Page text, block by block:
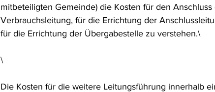
mitbeteiligten Gemeinde) die Kosten für den Anschluss
Verbrauchsleitung, für die Errichtung der
für die Errichtung der Übergabestelle zu verstehen.\
\
Die Kosten für die weitere Leitungsführung innerhalb